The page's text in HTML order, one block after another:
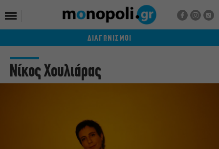
ΔΙΑΓΩΝΙΣΜΟΙ
Νίκος Χουλιάρας